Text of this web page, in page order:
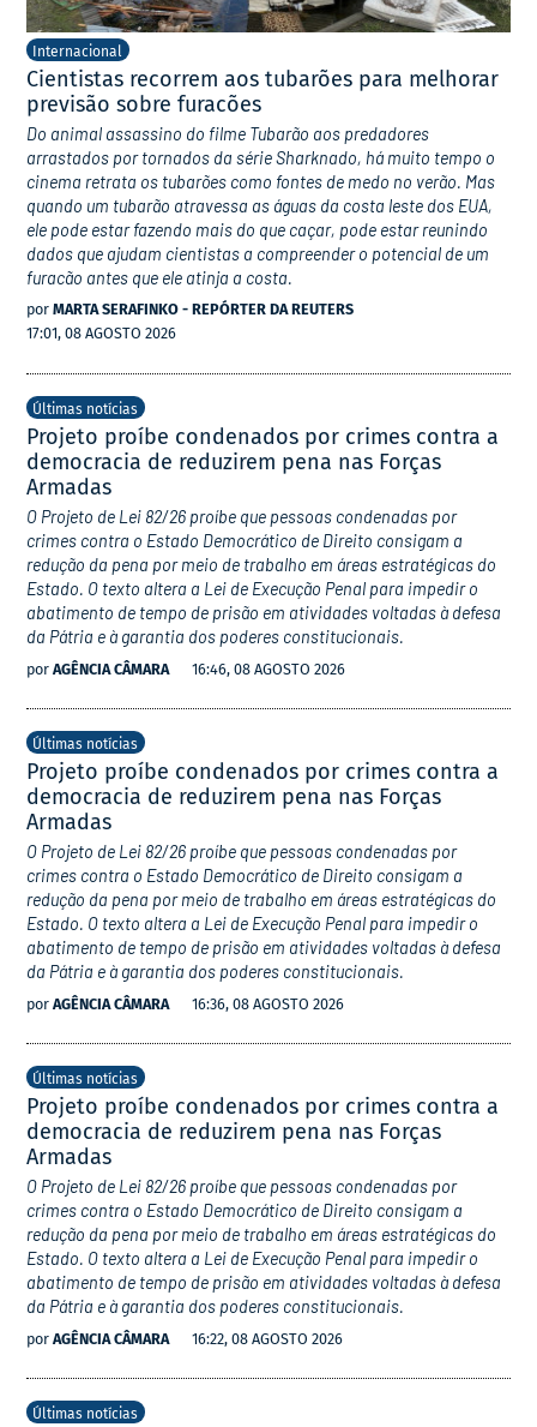
Internacional
Cientistas recorrem aos tubarões para melhorar
previsão sobre furacões
Do animal assassino do filme Tubarão aos predadores
arrastados por tornados da série Sharknado, há muito tempo o
cinema retrata os tubarões como fontes de medo no verão. Mas
quando um tubarão atravessa as águas da costa leste dos EUA,
ele pode estar fazendo mais do que caçar, pode estar reunindo
dados que ajudam cientistas a compreender o potencial de um
furacão antes que ele atinja a costa.
por MARTA SERAFINKO - REPÓRTER DA REUTERS
17:01, 08 AGOSTO 2026
Últimas notícias
Projeto proíbe condenados por crimes contra a
democracia de reduzirem pena nas Forças
Armadas
O Projeto de Lei 82/26 proíbe que pessoas condenadas por
crimes contra o Estado Democrático de Direito consigam a
redução da pena por meio de trabalho em áreas estratégicas do
Estado. O texto altera a Lei de Execução Penal para impedir o
abatimento de tempo de prisão em atividades voltadas à defesa
da Pátria e à garantia dos poderes constitucionais.
por AGÊNCIA CÂMARA 16:46, 08 AGOSTO 2026
Últimas notícias
Projeto proíbe condenados por crimes contra a
democracia de reduzirem pena nas Forças
Armadas
O Projeto de Lei 82/26 proíbe que pessoas condenadas por
crimes contra o Estado Democrático de Direito consigam a
redução da pena por meio de trabalho em áreas estratégicas do
Estado. O texto altera a Lei de Execução Penal para impedir o
abatimento de tempo de prisão em atividades voltadas à defesa
da Pátria e à garantia dos poderes constitucionais.
por AGÊNCIA CÂMARA 16:36, 08 AGOSTO 2026
Últimas notícias
Projeto proíbe condenados por crimes contra a
democracia de reduzirem pena nas Forças
Armadas
O Projeto de Lei 82/26 proíbe que pessoas condenadas por
crimes contra o Estado Democrático de Direito consigam a
redução da pena por meio de trabalho em áreas estratégicas do
Estado. O texto altera a Lei de Execução Penal para impedir o
abatimento de tempo de prisão em atividades voltadas à defesa
da Pátria e à garantia dos poderes constitucionais.
por AGÊNCIA CÂMARA 16:22, 08 AGOSTO 2026
Últimas notícias